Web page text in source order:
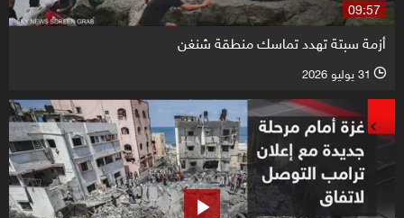
09:57
أزمة سبتة تهدد تماسك منطقة شنغن
l 31 يوليو 2026